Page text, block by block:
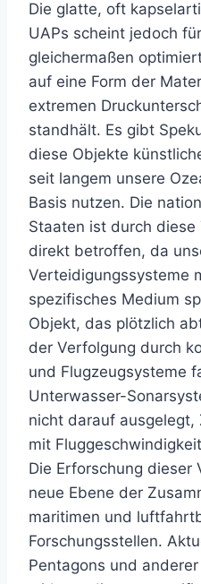
Die glatte, oft
UAPs scheint jedoch
gleichermaßen
auf eine Form der
extremen
standhält. Es gibt
diese Objekte
seit langem unsere
Basis nutzen. Die
Staaten ist durch
direkt betroffen, da
Verteidigungssysteme
spezifisches Medium
Objekt, das plötzlich
der Verfolgung durch
und Flugzeugsysteme
Unterwasser-
nicht darauf
mit
Die Erforschung
neue Ebene der
maritimen und
Forschungsstellen.
Pentagons und